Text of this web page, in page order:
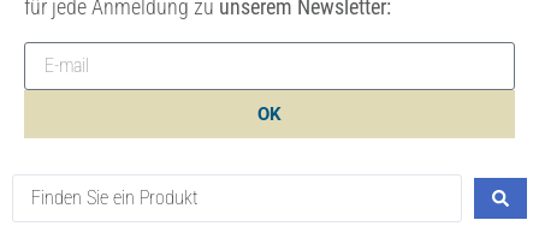
für jede Anmeldung zu unserem Newsletter:
OK